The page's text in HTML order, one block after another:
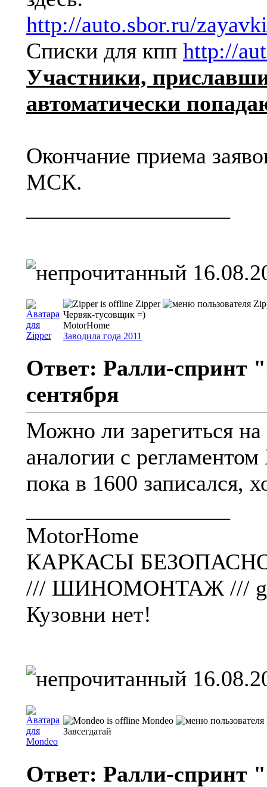
http://auto.sbor.ru/
Списки для кпп http://
Участники,
автоматически
Окончание приема
МСК.
Zipper
Червяк-тусовщик =)
MotorHome
Заводила года 2011
Ответ: Ралли-спринт
сентября
Можно ли зарегиться
аналогии с
пока в 1600 записался,
MotorHome
КАРКАСЫ
/// ШИНОМОНТАЖ ///
Кузовни нет!
Mondeo
Завсегдатай
Ответ: Ралли-спринт